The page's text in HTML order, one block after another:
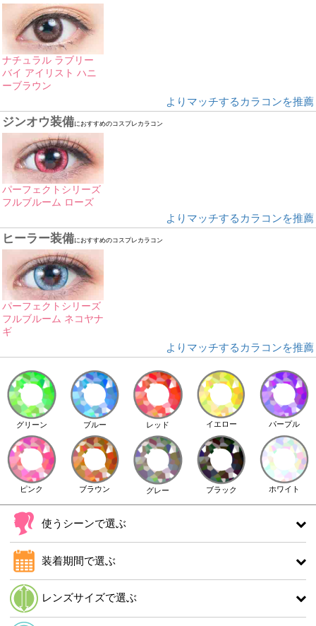
ナチュラル ラブリー
バイ アイリスト ハニ
ーブラウン
よりマッチするカラコンを推薦
ジンオウ装備におすすめのコスプレカラコン
パーフェクトシリーズ
フルブルーム ローズ
よりマッチするカラコンを推薦
ヒーラー装備におすすめのコスプレカラコン
パーフェクトシリーズ
フルブルーム ネコヤナ
ギ
よりマッチするカラコンを推薦
グリーン ブルー レッド イエロー パープル
ピンク ブラウン グレー ブラック ホワイト
使うシーンで選ぶ
装着期間で選ぶ
レンズサイズで選ぶ